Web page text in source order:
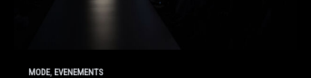
MODE, EVENEMENTS